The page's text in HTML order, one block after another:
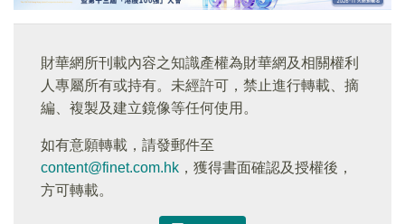
財華網所刊載內容之知識產權為財華網及相關權利
人專屬所有或持有。未經許可，禁止進行轉載、摘
編、複製及建立鏡像等任何使用。
如有意願轉載，請發郵件至
content@finet.com.hk ，獲得書面確認及授權後，
方可轉載。